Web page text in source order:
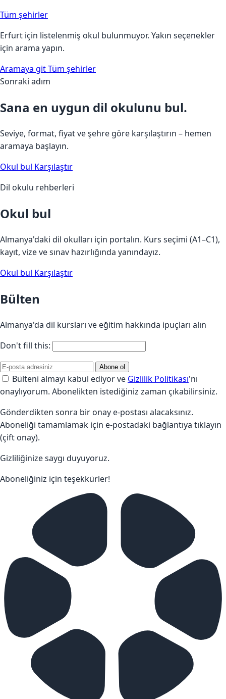
Tüm şehirler
Erfurt için listelenmiş okul bulunmuyor. Yakın seçenekler
için arama yapın.
Aramaya gitTüm şehirler
Sonraki adım
Sana en uygun dil okulunu bul.
Seviye, format, fiyat ve şehre göre karşılaştırın – hemen
aramaya başlayın.
Okul bul Karşılaştır
Dil okulu rehberleri
Okul bul
Almanya'daki dil okulları için portalın. Kurs seçimi (A1–C1),
kayıt, vize ve sınav hazırlığında yanındayız.
Okul bul Karşılaştır
Bülten
Almanya'da dil kursları ve eğitim hakkında ipuçları alın
Don't fill this:
Abone ol
Bülteni almayı kabul ediyor ve Gizlilik Politikası'nı
onaylıyorum. Abonelikten istediğiniz zaman çıkabilirsiniz.
Gönderdikten sonra bir onay e-postası alacaksınız.
Aboneliği tamamlamak için e-postadaki bağlantıya tıklayın
(çift onay).
Gizliliğinize saygı duyuyoruz.
Aboneliğiniz için teşekkürler!